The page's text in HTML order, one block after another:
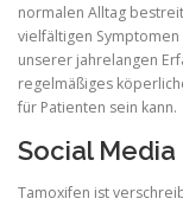
normalen Alltag
vielfältigen
unserer jahrelangen
regelmäßiges
für Patienten sein kann.
Social Media
Tamoxifen ist